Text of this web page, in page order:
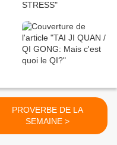
PROVERBE DE LA
SEMAINE >